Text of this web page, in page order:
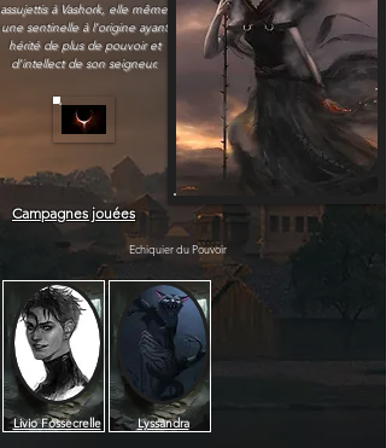
assujettis à Vashork, elle même
une sentinelle à l'origine ayant
hérité de plus de pouvoir et
d'intellect de son seigneur.
Campagnes jouées
Echiquier du Pouvoir
Livio Fossecrelle Lyssandra